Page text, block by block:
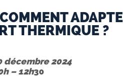
THERMIQUE ?
décembre 2024
– 12h30